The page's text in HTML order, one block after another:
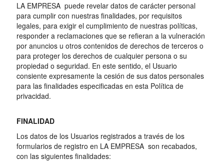
LA EMPRESA puede revelar datos de carácter personal
para cumplir con nuestras finalidades, por requisitos
legales, para exigir el cumplimiento de nuestras políticas,
responder a reclamaciones que se refieran a la vulneración
por anuncios u otros contenidos de derechos de terceros o
para proteger los derechos de cualquier persona o su
propiedad o seguridad. En este sentido, el Usuario
consiente expresamente la cesión de sus datos personales
para las finalidades especificadas en esta Política de
privacidad.
FINALIDAD
Los datos de los Usuarios registrados a través de los
formularios de registro en LA EMPRESA son recabados,
con las siguientes finalidades: